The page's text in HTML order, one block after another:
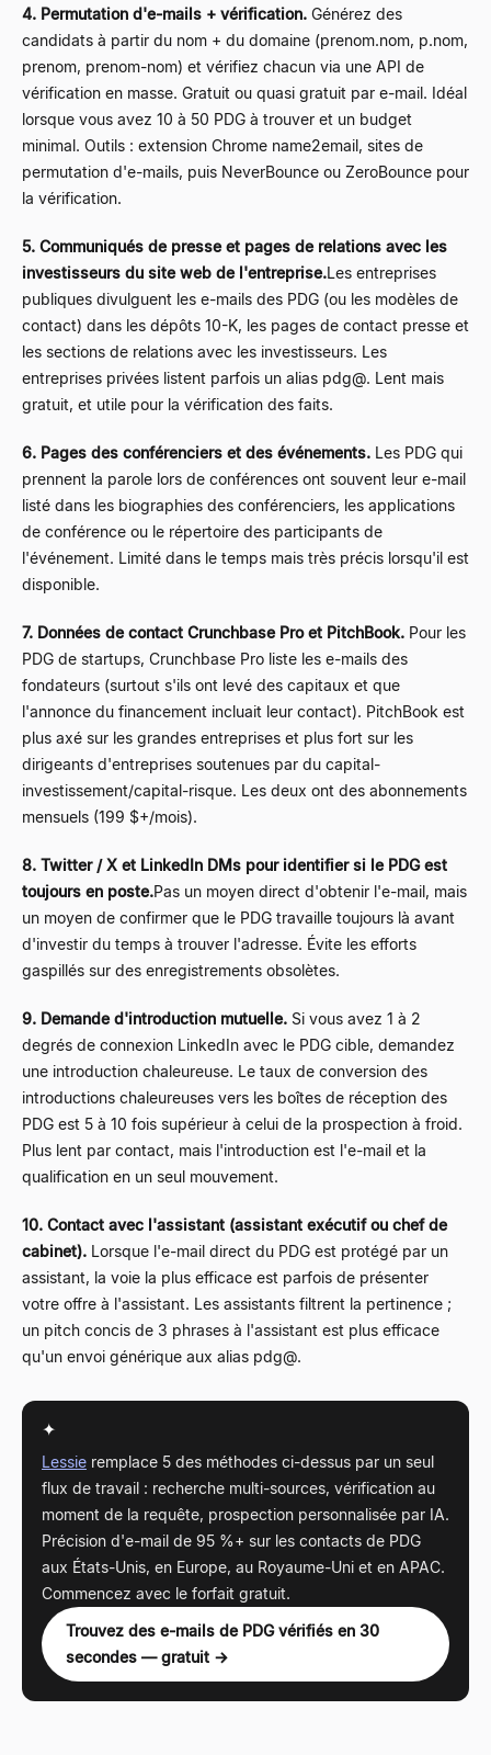
4. Permutation d'e-mails + vérification. Générez des
candidats à partir du nom + du domaine (prenom.nom, p.nom,
prenom, prenom-nom) et vérifiez chacun via une API de
vérification en masse. Gratuit ou quasi gratuit par e-mail. Idéal
lorsque vous avez 10 à 50 PDG à trouver et un budget
minimal. Outils : extension Chrome name2email, sites de
permutation d'e-mails, puis NeverBounce ou ZeroBounce pour
la vérification.
5. Communiqués de presse et pages de relations avec les
investisseurs du site web de l'entreprise.Les entreprises
publiques divulguent les e-mails des PDG (ou les modèles de
contact) dans les dépôts 10-K, les pages de contact presse et
les sections de relations avec les investisseurs. Les
entreprises privées listent parfois un alias pdg@. Lent mais
gratuit, et utile pour la vérification des faits.
6. Pages des conférenciers et des événements. Les PDG qui
prennent la parole lors de conférences ont souvent leur e-mail
listé dans les biographies des conférenciers, les applications
de conférence ou le répertoire des participants de
l'événement. Limité dans le temps mais très précis lorsqu'il est
disponible.
7. Données de contact Crunchbase Pro et PitchBook. Pour les
PDG de startups, Crunchbase Pro liste les e-mails des
fondateurs (surtout s'ils ont levé des capitaux et que
l'annonce du financement incluait leur contact). PitchBook est
plus axé sur les grandes entreprises et plus fort sur les
dirigeants d'entreprises soutenues par du capital-
investissement/capital-risque. Les deux ont des abonnements
mensuels (199 $+/mois).
8. Twitter / X et LinkedIn DMs pour identifier si le PDG est
toujours en poste.Pas un moyen direct d'obtenir l'e-mail, mais
un moyen de confirmer que le PDG travaille toujours là avant
d'investir du temps à trouver l'adresse. Évite les efforts
gaspillés sur des enregistrements obsolètes.
9. Demande d'introduction mutuelle. Si vous avez 1 à 2
degrés de connexion LinkedIn avec le PDG cible, demandez
une introduction chaleureuse. Le taux de conversion des
introductions chaleureuses vers les boîtes de réception des
PDG est 5 à 10 fois supérieur à celui de la prospection à froid.
Plus lent par contact, mais l'introduction est l'e-mail et la
qualification en un seul mouvement.
10. Contact avec l'assistant (assistant exécutif ou chef de
cabinet). Lorsque l'e-mail direct du PDG est protégé par un
assistant, la voie la plus efficace est parfois de présenter
votre offre à l'assistant. Les assistants filtrent la pertinence ;
un pitch concis de 3 phrases à l'assistant est plus efficace
qu'un envoi générique aux alias pdg@.
✦
Lessie remplace 5 des méthodes ci-dessus par un seul
flux de travail : recherche multi-sources, vérification au
moment de la requête, prospection personnalisée par IA.
Précision d'e-mail de 95 %+ sur les contacts de PDG
aux États-Unis, en Europe, au Royaume-Uni et en APAC.
Commencez avec le forfait gratuit.
Trouvez des e-mails de PDG vérifiés en 30
secondes — gratuit →